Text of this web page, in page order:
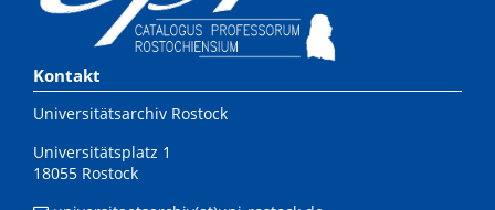
Kontakt
Universitätsarchiv Rostock
Universitätsplatz 1
18055 Rostock